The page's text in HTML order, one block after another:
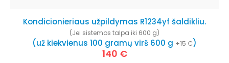
Kondicionieriaus užpildymas R1234yf šaldikliu.
(Jei sistemos talpa iki 600 g)
(už kiekvienus 100 gramų virš 600 g +15 €)
140 €